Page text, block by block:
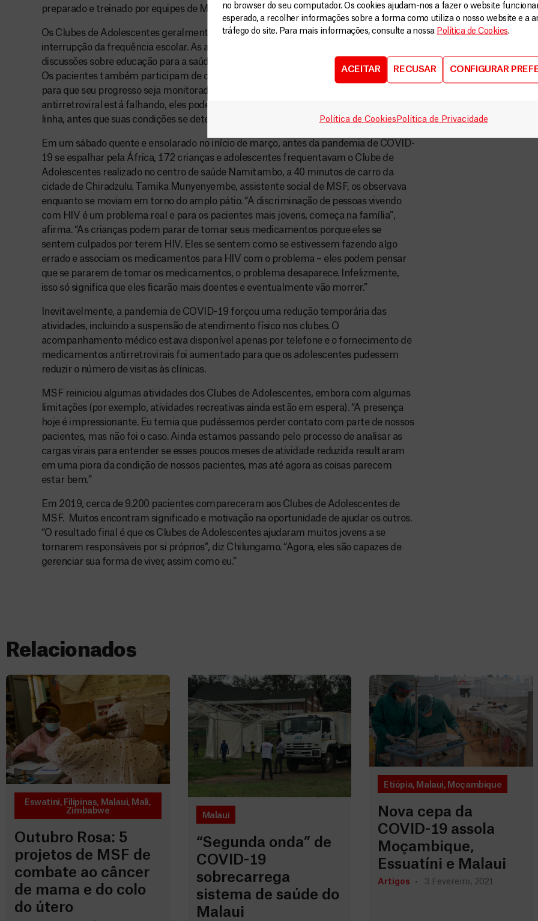
no browser do seu computador. Os cookies ajudam-nos a fazer o website
esperado, a recolher informações sobre a forma como utiliza o nosso website e a
tráfego do site. Para mais informações, consulte a nossa Política de Cookies.
ACEITAR RECUSAR CONFIGURAR
Política de Cookies Política de Privacidade
preparado e treinado por equipes de MSF.
Os Clubes de Adolescentes geralmente acontecem aos sábados para evitar a
interrupção da frequência escolar. As atividades contemplam sessões de apoio,
discussões sobre educação para a saúde e algum tempo livre para atividades lúdicas.
Os pacientes também participam de consultas clínicas e têm sua carga viral medida,
para que seu progresso seja monitorado e se uma linha ou o tipo de tratamento
antirretroviral está falhando, eles podem ser imediatamente movidos para a próxima
linha, antes que suas condições se deteriorem.
Em um sábado quente e ensolarado no início de março, antes da pandemia de COVID-
19 se espalhar pela África, 172 crianças e adolescentes frequentavam o Clube de
Adolescentes realizado no centro de saúde Namitambo, a 40 minutos de carro da
cidade de Chiradzulu. Tamika Munyenyembe, assistente social de MSF, os observava
enquanto se moviam em torno do amplo pátio. “A discriminação de pessoas vivendo
com HIV é um problema real e para os pacientes mais jovens, começa na família”,
afirma. “As crianças podem parar de tomar seus medicamentos porque eles se
sentem culpados por terem HIV. Eles se sentem como se estivessem fazendo algo
errado e associam os medicamentos para HIV com o problema – eles podem pensar
que se pararem de tomar os medicamentos, o problema desaparece. Infelizmente,
isso só significa que eles ficarão mais doentes e eventualmente vão morrer.”
Inevitavelmente, a pandemia de COVID-19 forçou uma redução temporária das
atividades, incluindo a suspensão de atendimento físico nos clubes. O
acompanhamento médico estava disponível apenas por telefone e o fornecimento de
medicamentos antirretrovirais foi aumentado para que os adolescentes pudessem
reduzir o número de visitas às clínicas.
MSF reiniciou algumas atividades dos Clubes de Adolescentes, embora com algumas
limitações (por exemplo, atividades recreativas ainda estão em espera). “A presença
hoje é impressionante. Eu temia que pudéssemos perder contato com parte de nossos
pacientes, mas não foi o caso. Ainda estamos passando pelo processo de analisar as
cargas virais para entender se esses poucos meses de atividade reduzida resultaram
em uma piora da condição de nossos pacientes, mas até agora as coisas parecem
estar bem.”
Em 2019, cerca de 9.200 pacientes compareceram aos Clubes de Adolescentes de
MSF. Muitos encontram significado e motivação na oportunidade de ajudar os outros.
“O resultado final é que os Clubes de Adolescentes ajudaram muitos jovens a se
tornarem responsáveis por si próprios”, diz Chilungamo. “Agora, eles são capazes de
gerenciar sua forma de viver, assim como eu.”
Relacionados
Eswatini, Filipinas, Malaui, Mali,
Zimbabwe
Outubro Rosa: 5
projetos de MSF de
combate ao câncer
de mama e do colo
do útero
Malaui
“Segunda onda” de
COVID-19
sobrecarrega
sistema de saúde do
Malaui
Etiópia, Malaui, Moçambique
Nova cepa da
COVID-19 assola
Moçambique,
Essuatíni e Malaui
Artigos 3 Fevereiro, 2021